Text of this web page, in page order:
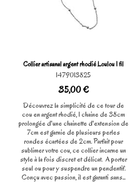
Collier artisanal argent rhodié Loulou 1 fil
1479013825
35,00 €
Découvrez la simplicité de ce tour de
cou en argent rhodié, 1 chaine de 38cm
prolongée d'une chainette d'extension de
7cm est garnie de plusieurs perles
rondes écartées de 2cm. Parfait pour
sublimer votre cou, ce collier incarne un
style à la fois discret et délicat. A porter
seul ou pour y suspendre un pendentif.
Conçu avec passion, il est garanti sans...